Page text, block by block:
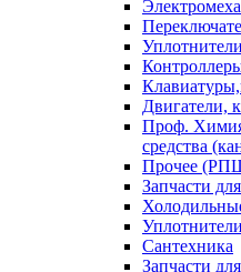
Двигатели,
Проф.
средства
Прочее
Запчасти
Уплотнители
Сантехника
Запчасти